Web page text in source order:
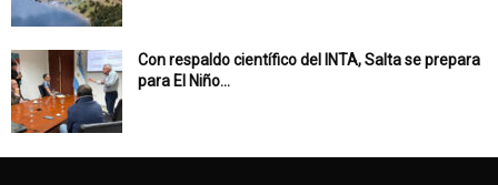
Con respaldo científico del INTA, Salta se prepara
para El Niño...